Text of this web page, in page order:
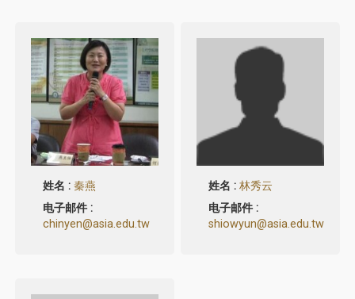
姓名 :秦燕
电子邮件 :
chinyen@asia.edu.tw
姓名 :林秀云
电子邮件 :
shiowyun@asia.edu.tw